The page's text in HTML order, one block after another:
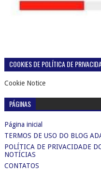
COOKIES DE POLÍTICA DE
Cookie Notice
PÁGINAS
Página inicial
TERMOS DE USO DO BLOG
POLÍTICA DE PRIVACIDADE
NOTÍCIAS
CONTATOS